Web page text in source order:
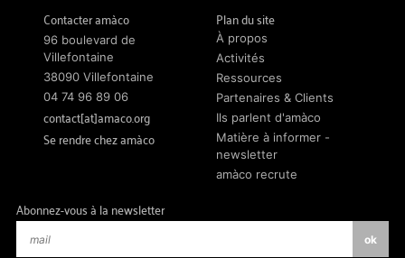
Contacter amàco
96 boulevard de
Villefontaine
38090 Villefontaine
04 74 96 89 06
contact[at]amaco.org
Se rendre chez amàco
Plan du site
À propos
Activités
Ressources
Partenaires & Clients
Ils parlent d'amàco
Matière à informer -
newsletter
amàco recrute
Abonnez-vous à la newsletter